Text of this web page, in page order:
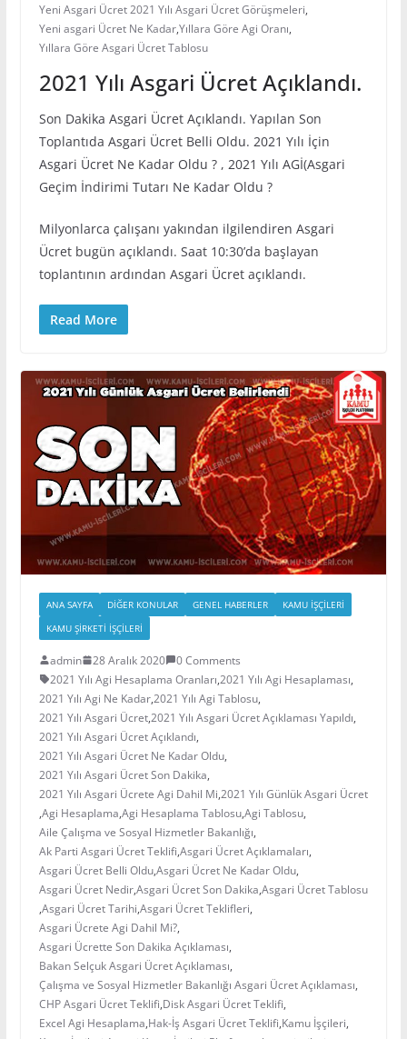
Yeni Asgari Ücret 2021 Yılı Asgari Ücret Görüşmeleri,
Yeni asgari Ücret Ne Kadar,Yıllara Göre Agi Oranı,
Yıllara Göre Asgari Ücret Tablosu
2021 Yılı Asgari Ücret Açıklandı.
Son Dakika Asgari Ücret Açıklandı. Yapılan Son
Toplantıda Asgari Ücret Belli Oldu. 2021 Yılı İçin
Asgari Ücret Ne Kadar Oldu ? , 2021 Yılı AGİ(Asgari
Geçim İndirimi Tutarı Ne Kadar Oldu ?
Milyonlarca çalışanı yakından ilgilendiren Asgari
Ücret bugün açıklandı. Saat 10:30’da başlayan
toplantının ardından Asgari Ücret açıklandı.
Read More
ANA SAYFA DIĞER KONULAR GENEL HABERLER
KAMU İŞÇILERI
KAMU ŞIRKETI İŞÇILERI
admin 28 Aralık 2020
0 Comments
2021 Yılı Agi Hesaplama Oranları,2021 Yılı Agi Hesaplaması,
2021 Yılı Agi Ne Kadar,2021 Yılı Agi Tablosu,
2021 Yılı Asgari Ücret,2021 Yılı Asgari Ücret Açıklaması Yapıldı,
2021 Yılı Asgari Ücret Açıklandı,
2021 Yılı Asgari Ücret Ne Kadar Oldu,
2021 Yılı Asgari Ücret Son Dakika,
2021 Yılı Asgari Ücrete Agi Dahil Mi,2021 Yılı Günlük Asgari Ücret
,Agi Hesaplama,Agi Hesaplama Tablosu,Agi Tablosu,
Aile Çalışma ve Sosyal Hizmetler Bakanlığı,
Ak Parti Asgari Ücret Teklifi,Asgari Ücret Açıklamaları,
Asgari Ücret Belli Oldu,Asgari Ücret Ne Kadar Oldu,
Asgari Ücret Nedir,Asgari Ücret Son Dakika,Asgari Ücret Tablosu
,Asgari Ücret Tarihi,Asgari Ücret Teklifleri,
Asgari Ücrete Agi Dahil Mi?,
Asgari Ücrette Son Dakika Açıklaması,
Bakan Selçuk Asgari Ücret Açıklaması,
Çalışma ve Sosyal Hizmetler Bakanlığı Asgari Ücret Açıklaması,
CHP Asgari Ücret Teklifi,Disk Asgari Ücret Teklifi,
Excel Agi Hesaplama,Hak-İş Asgari Ücret Teklifi,Kamu İşçileri,